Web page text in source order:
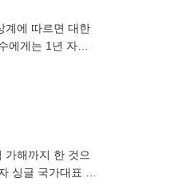
계에 따르면 대한
게는 1년 자격
가해까지 한 것으
싱글 국가대표 선